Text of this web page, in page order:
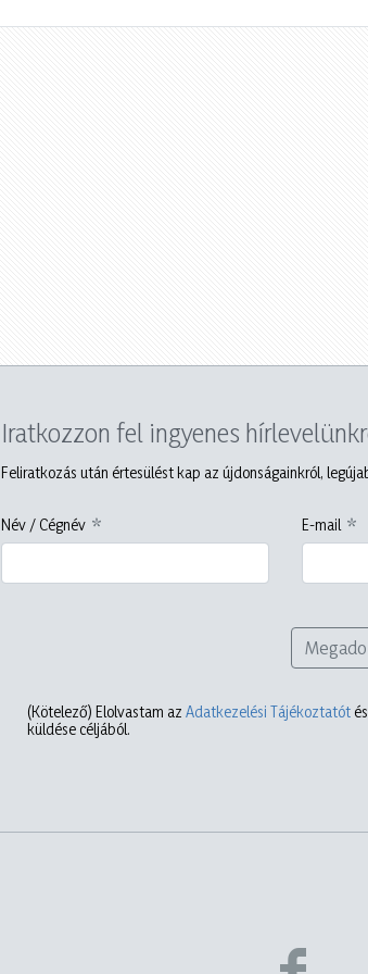
Iratkozzon fel ingyenes
Feliratkozás után értesülést kap az újdonságainkról,
Név / Cégnév E-mail
(Kötelező) Elolvastam az Adatkezelési Tájékoztatót
küldése céljából.